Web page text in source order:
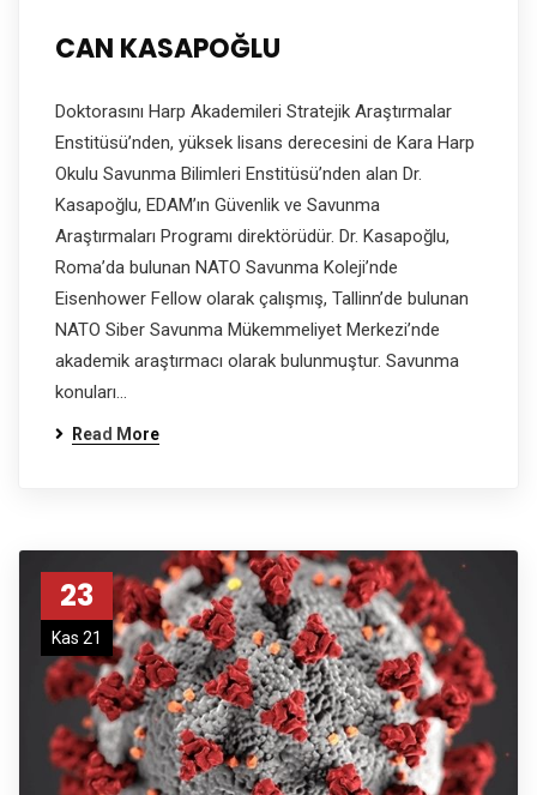
CAN KASAPOĞLU
Doktorasını Harp Akademileri Stratejik Araştırmalar
Enstitüsü’nden, yüksek lisans derecesini de Kara Harp
Okulu Savunma Bilimleri Enstitüsü’nden alan Dr.
Kasapoğlu, EDAM’ın Güvenlik ve Savunma
Araştırmaları Programı direktörüdür. Dr. Kasapoğlu,
Roma’da bulunan NATO Savunma Koleji’nde
Eisenhower Fellow olarak çalışmış, Tallinn’de bulunan
NATO Siber Savunma Mükemmeliyet Merkezi’nde
akademik araştırmacı olarak bulunmuştur. Savunma
konuları…
Read More
23
Kas 21